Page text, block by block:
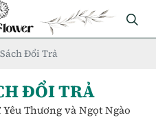
Đổi Trả
ĐỔI TRẢ
Thương và Ngọt Ngào